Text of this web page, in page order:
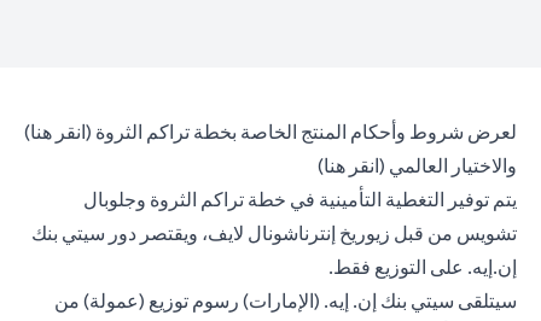
لعرض شروط وأحكام المنتج الخاصة بخطة تراكم الثروة (انقر هنا)
والاختيار العالمي (انقر هناopens in a new tab
)
يتم توفير التغطية التأمينية في خطة تراكم الثروة وجلوبال
تشويس من قبل زيوريخ إنترناشونال لايف، ويقتصر دور سيتي بنك
إن.إيه. على التوزيع فقط.
سيتلقى سيتي بنك إن. إيه. (الإمارات) رسوم توزيع (عمولة) من